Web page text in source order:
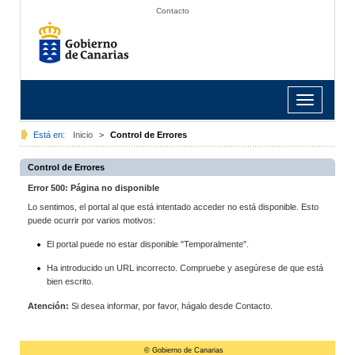
Contacto
Toggle
navigation
Está en: Inicio > Control de Errores
Control de Errores
Error 500: Página no disponible
Lo sentimos, el portal al que está intentado acceder no está disponible. Esto
puede ocurrir por varios motivos:
El portal puede no estar disponible "Temporalmente".
Ha introducido un URL incorrecto. Compruebe y asegúrese de que está
bien escrito.
Atención: Si desea informar, por favor, hágalo desde Contacto.
© Gobierno de Canarias